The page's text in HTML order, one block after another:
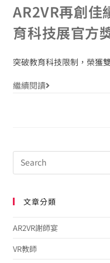
AR2VR再創
育科技展官方
突破教育科技限制，榮獲
繼續閱讀
文章分類
AR2VR謝師宴
VR教師